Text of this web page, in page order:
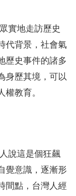
實地走訪歷史
代背景，社會氣
歷史事件的諸多
身歷其境，可以
教育。
說這是個狂飆
覺意識，逐漸形
間點，台灣人經